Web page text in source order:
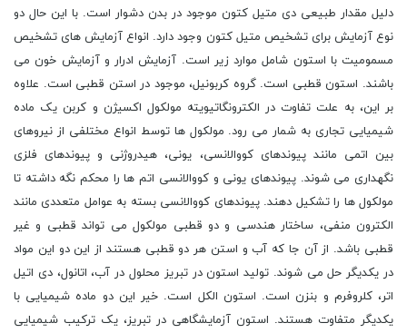
دلیل مقدار طبیعی دی متیل کتون موجود در بدن دشوار است. با این حال دو
نوع آزمایش برای تشخیص متیل کتون وجود دارد. انواع آزمایش های تشخیص
مسمومیت با استون شامل موارد زیر است. آزمایش ادرار و آزمایش خون می
باشند. استون قطبی است. گروه کربونیل، موجود در استن قطبی است. علاوه
بر این، به علت تفاوت در الکترونگاتیویته مولکول اکسیژن و کربن یک ماده
شیمیایی تجاری به شمار می رود. مولکول ها توسط انواع مختلفی از نیروهای
بین اتمی مانند پیوندهای کووالانسی، یونی، هیدروژنی و پیوندهای فلزی
نگهداری می شوند. پیوندهای یونی و کووالانسی اتم ها را محکم نگه داشته تا
مولکول ها را تشکیل دهند. پیوندهای کووالانسی بسته به عوامل متعددی مانند
الکترون منفی، ساختار هندسی و دو قطبی مولکول می تواند قطبی و غیر
قطبی باشد. از آن جا که آب و استن هر دو قطبی هستند از این دو این مواد
در یکدیگر حل می شوند. تولید استون در تبریز محلول در آب، اتانول، دی اتیل
اتر، کلروفرم و بنزن است. استون الکل است. خیر این دو ماده شیمیایی با
یکدیگر متفاوت هستند. استون آزمایشگاهی در تبریز، یک ترکیب شیمیایی